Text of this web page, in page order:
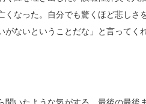
なった。自分でも驚くほど悲しさ
ないということだな」と言ってく